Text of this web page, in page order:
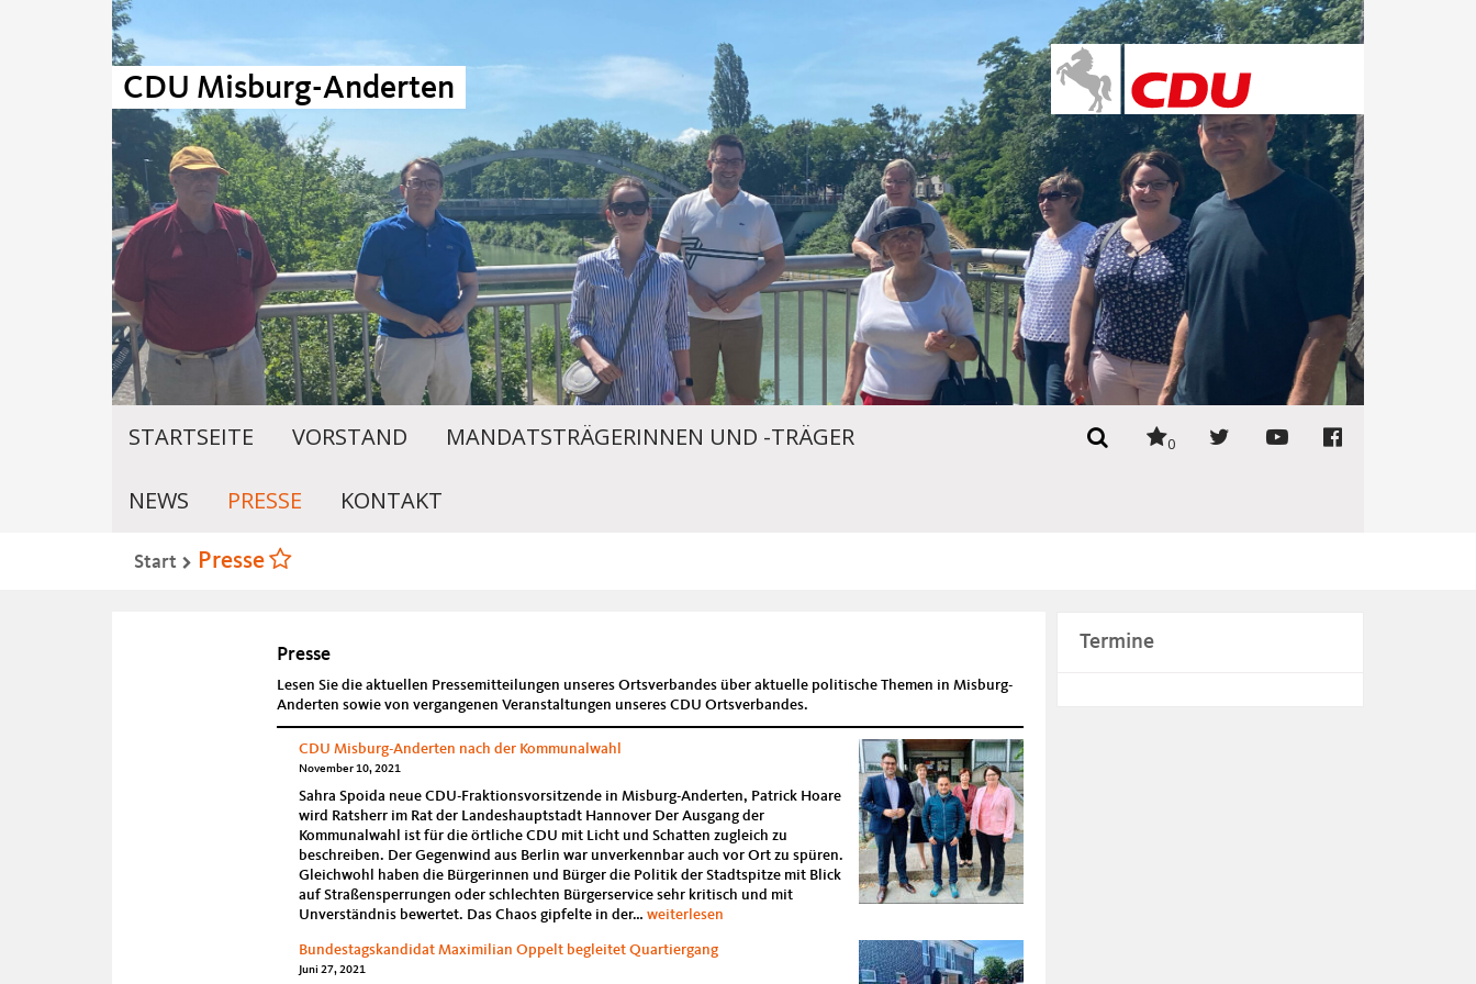
STARTSEITE VORSTAND MANDATSTRÄGERINNEN UND -TRÄGER
NEWS PRESSE KONTAKT
CDU Misburg-Anderten
Start Presse
Presse
Lesen Sie die aktuellen Pressemitteilungen unseres Ortsverbandes über aktuelle politische Themen in Misburg-
Anderten sowie von vergangenen Veranstaltungen unseres CDU Ortsverbandes.
CDU Misburg-Anderten nach der Kommunalwahl
November 10, 2021
Sahra Spoida neue CDU-Fraktionsvorsitzende in Misburg-Anderten, Patrick Hoare
wird Ratsherr im Rat der Landeshauptstadt Hannover Der Ausgang der
Kommunalwahl ist für die örtliche CDU mit Licht und Schatten zugleich zu
beschreiben. Der Gegenwind aus Berlin war unverkennbar auch vor Ort zu spüren.
Gleichwohl haben die Bürgerinnen und Bürger die Politik der Stadtspitze mit Blick
auf Straßensperrungen oder schlechten Bürgerservice sehr kritisch und mit
Unverständnis bewertet. Das Chaos gipfelte in der… CDU
Anderten
weiterlesen
Bundestagskandidat Maximilian Oppelt begleitet Quartiergang
Juni 27, 2021
Termine